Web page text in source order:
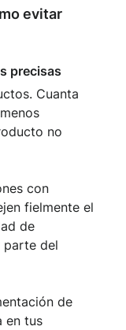
evitar
precisas
Cuanta
no
con
fielmente el
de
parte del
de
en tus